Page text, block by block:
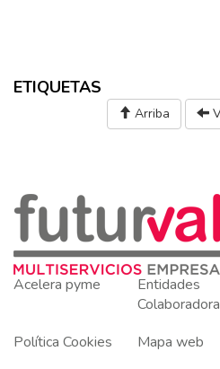
ETIQUETAS
Arriba
Acelera pyme
Entidades
Política Cookies
Mapa web